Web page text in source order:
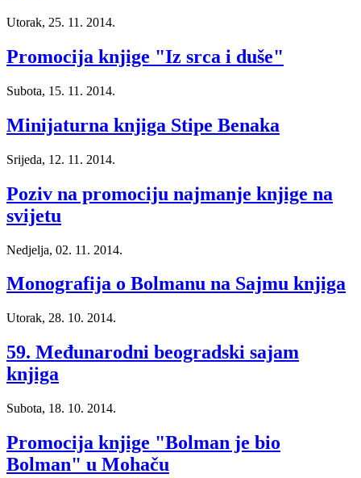
Utorak, 25. 11. 2014.
Promocija knjige "Iz srca i duše"
Subota, 15. 11. 2014.
Minijaturna knjiga Stipe Benaka
Srijeda, 12. 11. 2014.
Poziv na promociju najmanje knjige na
svijetu
Nedjelja, 02. 11. 2014.
Monografija o Bolmanu na Sajmu knjiga
Utorak, 28. 10. 2014.
59. Međunarodni beogradski sajam
knjiga
Subota, 18. 10. 2014.
Promocija knjige "Bolman je bio
Bolman" u Mohaču